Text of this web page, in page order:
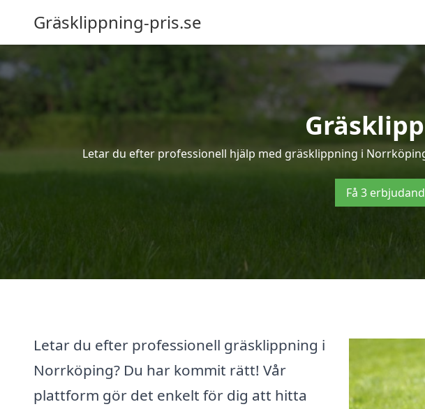
Gräsklippning-pris.se
Letar du efter professionell hjälp med gräsklippning i
Få 3
Letar du efter professionell gräsklippning i
Norrköping? Du har kommit rätt! Vår
plattform gör det enkelt för dig att hitta